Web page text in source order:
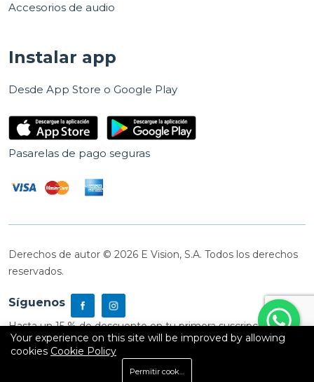
Accesorios de audio
Instalar app
Desde App Store o Google Play
Pasarelas de pago seguras
Derechos de autor © 2026 E Vision, S.A. Todos los derechos
reservados.
Síguenos
Hasta un 15 % de descuento en tu primera suscripción
Carrito
Your experience on this site will be improved by allowing
cookies Cookie Policy
Permitir cookies